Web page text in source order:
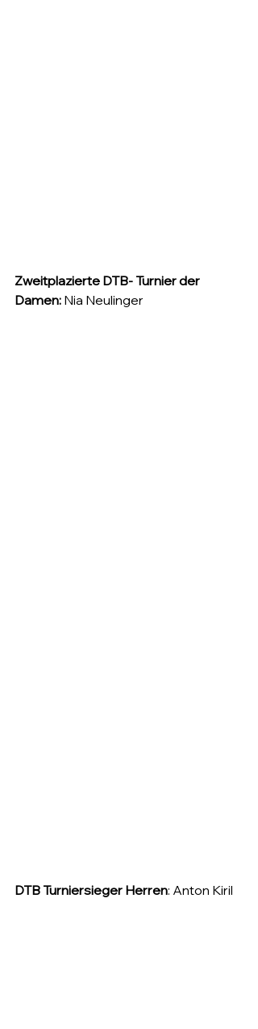
Zweitplazierte DTB- Turnier der
Damen: Nia Neulinger
DTB Turniersieger Herren: Anton Kiril